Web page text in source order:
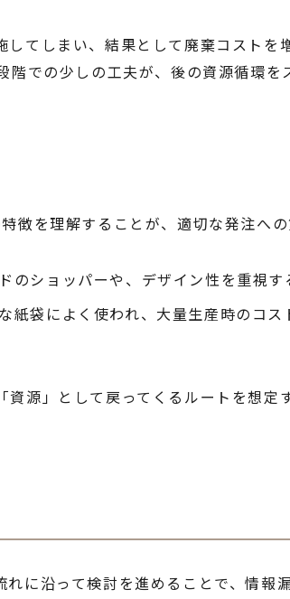
てしまい、結果として廃棄コストを
での少しの工夫が、後の資源循環を
を理解することが、適切な発注への
ショッパーや、デザイン性を重視す
紙袋によく使われ、大量生産時のコ
源」として戻ってくるルートを想定
に沿って検討を進めることで、情報